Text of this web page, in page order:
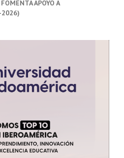
APOYO A
2026)